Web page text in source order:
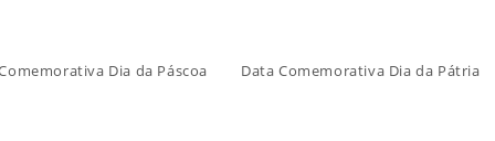
Dia da Páscoa Data Comemorativa Dia da Pátria